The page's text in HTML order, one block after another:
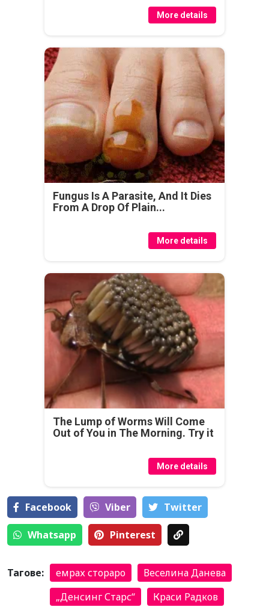
More details
Fungus Is A Parasite, And It Dies
From A Drop Of Plain...
More details
The Lump of Worms Will Come
Out of You in The Morning. Try it
More details
Facebook Viber Тwitter
Whatsapp Pinterest
Тагове: емрах стораро
Веселина Данева
„Денсинг Старс“
Краси Радков